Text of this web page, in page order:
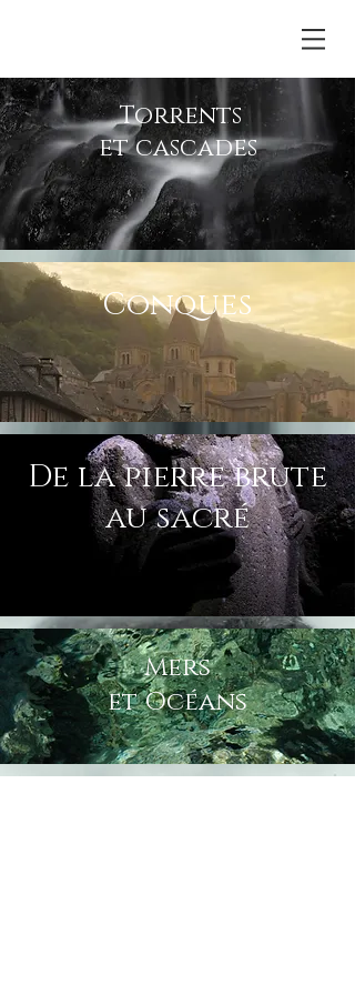
Torrents
et cascades
Conques
De la pierre brute
au sacré
Mers
et Océans